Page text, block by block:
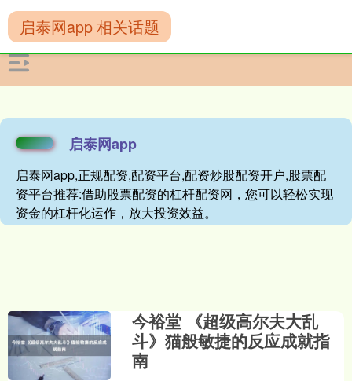
启泰网app
启泰网app,正规配资,配资平台,配资炒股配资开户,股票配
资平台推荐:借助股票配资的杠杆配资网，您可以轻松实现
资金的杠杆化运作，放大投资效益。
启泰网app 相关话题
今裕堂 《超级高尔夫大乱
斗》猫般敏捷的反应成就指
南